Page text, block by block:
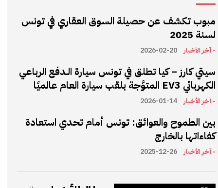
مبوب تكشف عن حصيلة السوق العقاري في تونس
لسنة 2025
- آخر الأخبار 2026-02-20
سيتي كارز – كيا تطلق في تونس سيارة الـدفع الرباعي
الكهربائي EV3 المتوَّجة بلقب سيارة العام عالميًا
- آخر الأخبار 2026-01-14
بين الطموح والعوائق: تونس أمام تحدي استعادة
كفاءاتها بالخارج
- آخر الأخبار 2025-12-26